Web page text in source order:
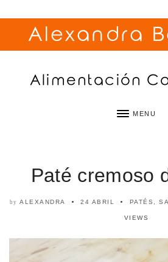
Alexandra
Alimentación
MENU
Paté cremoso
by ALEXANDRA 24 ABRIL PATÉS,
VIEWS